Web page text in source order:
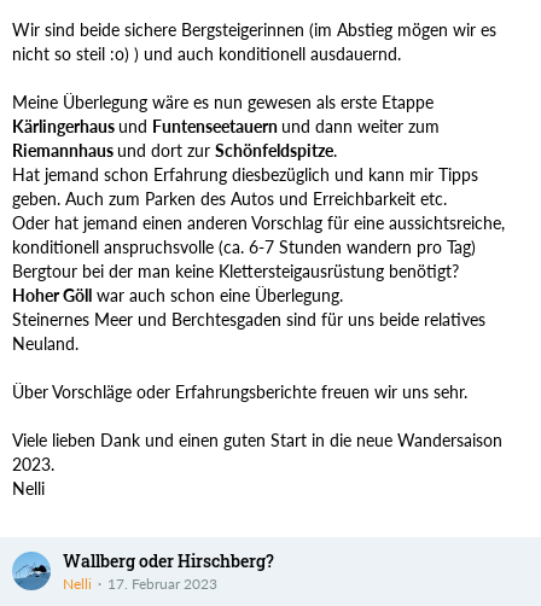
Wir sind beide sichere Bergsteigerinnen (im Abstieg mögen wir es
nicht so steil :o) ) und auch konditionell ausdauernd.
Meine Überlegung wäre es nun gewesen als erste Etappe
Kärlingerhaus und Funtenseetauern und dann weiter zum
Riemannhaus und dort zur Schönfeldspitze.
Hat jemand schon Erfahrung diesbezüglich und kann mir Tipps
geben. Auch zum Parken des Autos und Erreichbarkeit etc.
Oder hat jemand einen anderen Vorschlag für eine aussichtsreiche,
konditionell anspruchsvolle (ca. 6-7 Stunden wandern pro Tag)
Bergtour bei der man keine Klettersteigausrüstung benötigt?
Hoher Göll war auch schon eine Überlegung.
Steinernes Meer und Berchtesgaden sind für uns beide relatives
Neuland.
Über Vorschläge oder Erfahrungsberichte freuen wir uns sehr.
Viele lieben Dank und einen guten Start in die neue Wandersaison
2023.
Nelli
Wallberg oder Hirschberg?
Nelli 17. Februar 2023